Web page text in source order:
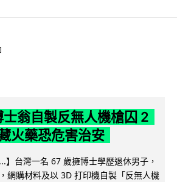
翁自製反無人機槍囚 2
火藥恐危害治安
】台灣一名 67 歲擁博士學歷退休男子，
網購材料及以 3D 打印機自製「反無人機